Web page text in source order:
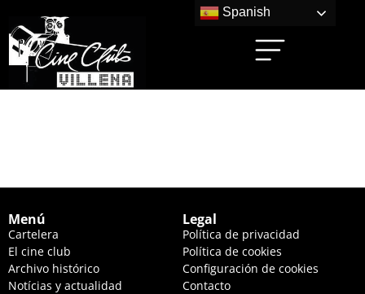
Menú
Cartelera
El cine club
Archivo histórico
Notícias y actualidad
Legal
Política de privacidad
Política de cookies
Configuración de cookies
Contacto
Spanish